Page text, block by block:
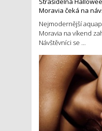
Moravia čeká na
Nejmodernější
Moravia na víkend
Návštěvníci se ...